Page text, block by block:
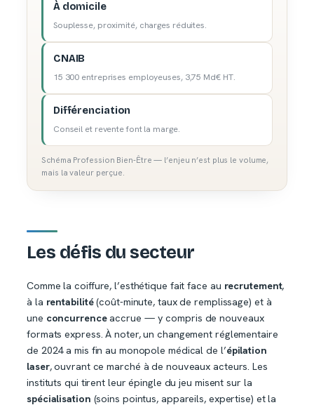
À domicile
Souplesse, proximité, charges réduites.
CNAIB
15 300 entreprises employeuses, 3,75 Md€ HT.
Différenciation
Conseil et revente font la marge.
Schéma Profession Bien-Être — l’enjeu n’est plus le volume,
mais la valeur perçue.
Les défis du secteur
Comme la coiffure, l’esthétique fait face au recrutement,
à la rentabilité(coût-minute, taux de remplissage) et à
une concurrenceaccrue — y compris de nouveaux
formats express. À noter, un changement réglementaire
de 2024 a mis fin au monopole médical de l’épilation
laser, ouvrant ce marché à de nouveaux acteurs. Les
instituts qui tirent leur épingle du jeu misent sur la
spécialisation (soins pointus, appareils, expertise) et la